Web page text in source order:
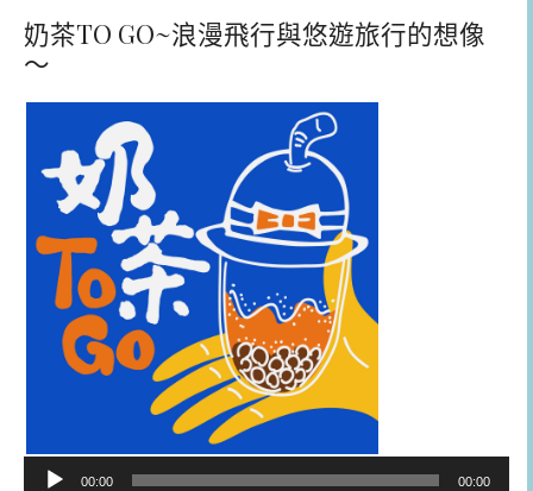
奶茶TO GO~浪漫飛行與悠遊旅行的想像
～
00:00 00:00